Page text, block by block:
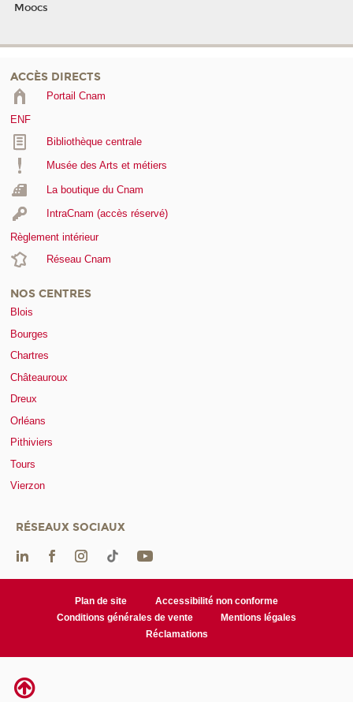
Moocs
ACCÈS DIRECTS
Portail Cnam
ENF
Bibliothèque centrale
Musée des Arts et métiers
La boutique du Cnam
IntraCnam (accès réservé)
Règlement intérieur
Réseau Cnam
NOS CENTRES
Blois
Bourges
Chartres
Châteauroux
Dreux
Orléans
Pithiviers
Tours
Vierzon
RÉSEAUX SOCIAUX
Plan de site
Accessibilité non conforme
Conditions générales de vente
Mentions légales
Réclamations